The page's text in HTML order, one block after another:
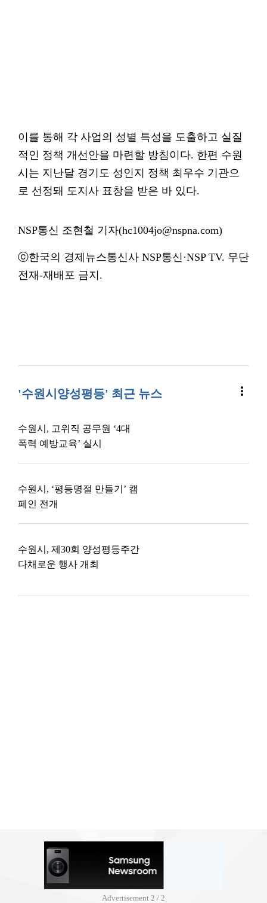
이를 통해 각 사업의 성별 특성을 도출하고 실질
적인 정책 개선안을 마련할 방침이다. 한편 수원
시는 지난달 경기도 성인지 정책 최우수 기관으
로 선정돼 도지사 표창을 받은 바 있다.
NSP통신 조현철 기자(hc1004jo@nspna.com)
ⓒ한국의 경제뉴스통신사 NSP통신·NSP TV. 무단
전재-재배포 금지.
'수원시양성평등' 최근 뉴스 more_vert
수원시, 고위직 공무원 ‘4대
폭력 예방교육’ 실시
수원시, ‘평등명절 만들기’ 캠
페인 전개
수원시, 제30회 양성평등주간
다채로운 행사 개최
Advertisement 2 / 2